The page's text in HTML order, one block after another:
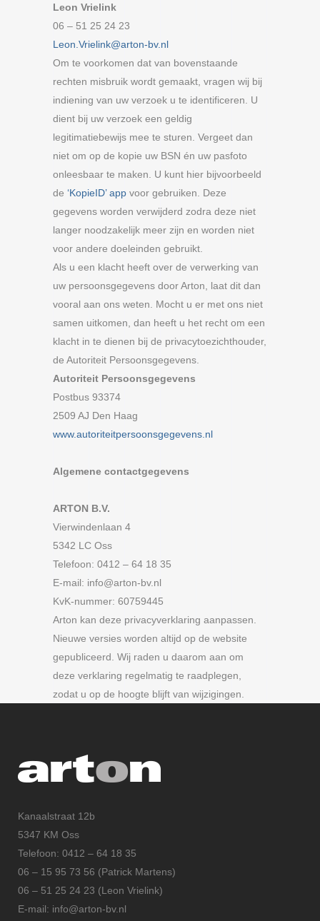
Leon Vrielink
06 – 51 25 24 23
Leon.Vrielink@arton-bv.nl
Om te voorkomen dat van bovenstaande
rechten misbruik wordt gemaakt, vragen wij bij
indiening van uw verzoek u te identificeren. U
dient bij uw verzoek een geldig
legitimatiebewijs mee te sturen. Vergeet dan
niet om op de kopie uw BSN én uw pasfoto
onleesbaar te maken. U kunt hier bijvoorbeeld
de ‘KopieID’ app voor gebruiken. Deze
gegevens worden verwijderd zodra deze niet
langer noodzakelijk meer zijn en worden niet
voor andere doeleinden gebruikt.
Als u een klacht heeft over de verwerking van
uw persoonsgegevens door Arton, laat dit dan
vooral aan ons weten. Mocht u er met ons niet
samen uitkomen, dan heeft u het recht om een
klacht in te dienen bij de privacytoezichthouder,
de Autoriteit Persoonsgegevens.
Autoriteit Persoonsgegevens
Postbus 93374
2509 AJ Den Haag
www.autoriteitpersoonsgegevens.nl
Algemene contactgegevens
ARTON B.V.
Vierwindenlaan 4
5342 LC Oss
Telefoon: 0412 – 64 18 35
E-mail: info@arton-bv.nl
KvK-nummer: 60759445
Arton kan deze privacyverklaring aanpassen.
Nieuwe versies worden altijd op de website
gepubliceerd. Wij raden u daarom aan om
deze verklaring regelmatig te raadplegen,
zodat u op de hoogte blijft van wijzigingen.
Kanaalstraat 12b
5347 KM Oss
Telefoon: 0412 – 64 18 35
06 – 15 95 73 56 (Patrick Martens)
06 – 51 25 24 23 (Leon Vrielink)
E-mail: info@arton-bv.nl